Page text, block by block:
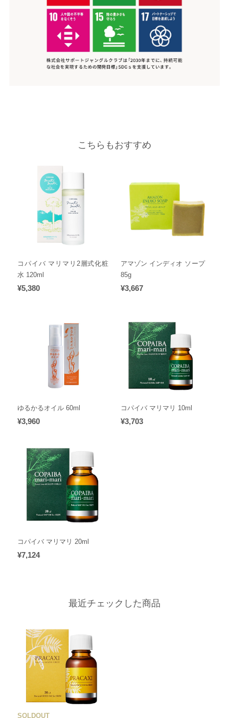
こちらもおすすめ
コパイバ マリマリ2層式化粧
水 120ml
¥5,380
アマゾン インディオ ソープ
85g
¥3,667
ゆるかるオイル 60ml
¥3,960
コパイバ マリマリ 10ml
¥3,703
コパイバ マリマリ 20ml
¥7,124
最近チェックした商品
SOLDOUT